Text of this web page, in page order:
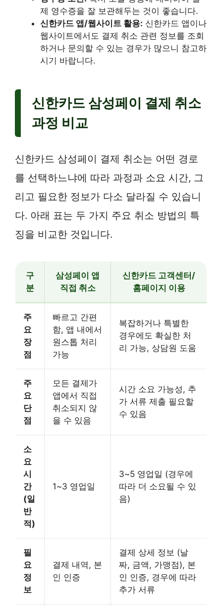
제 영수증을 잘 보관해두는 것이 좋습니다.
신한카드 앱/웹사이트 활용: 신한카드 앱이나
웹사이트에서도 결제 취소 관련 정보를 조회
하거나 문의할 수 있는 경우가 많으니 참고하
시기 바랍니다.
신한카드 삼성페이 결제 취소
과정 비교
신한카드 삼성페이 결제 취소는 어떤 경로
를 선택하느냐에 따라 과정과 소요 시간, 그
리고 필요한 정보가 다소 달라질 수 있습니
다. 아래 표는 두 가지 주요 취소 방법의 특
징을 비교한 것입니다.
구
분
삼성페이 앱
직접 취소
신한카드 고객센터/
홈페이지 이용
주
요
장
점
빠르고 간편
함, 앱 내에서
원스톱 처리
가능
복잡하거나 특별한
경우에도 확실한 처
리 가능, 상담원 도움
주
요
단
점
모든 결제가
앱에서 직접
취소되지 않
을 수 있음
시간 소요 가능성, 추
가 서류 제출 필요할
수 있음
소
요
시
간
(일
반
적)
1~3 영업일
3~5 영업일 (경우에
따라 더 소요될 수 있
음)
필
요
정
보
결제 내역, 본
인 인증
결제 상세 정보 (날
짜, 금액, 가맹점), 본
인 인증, 경우에 따라
추가 서류